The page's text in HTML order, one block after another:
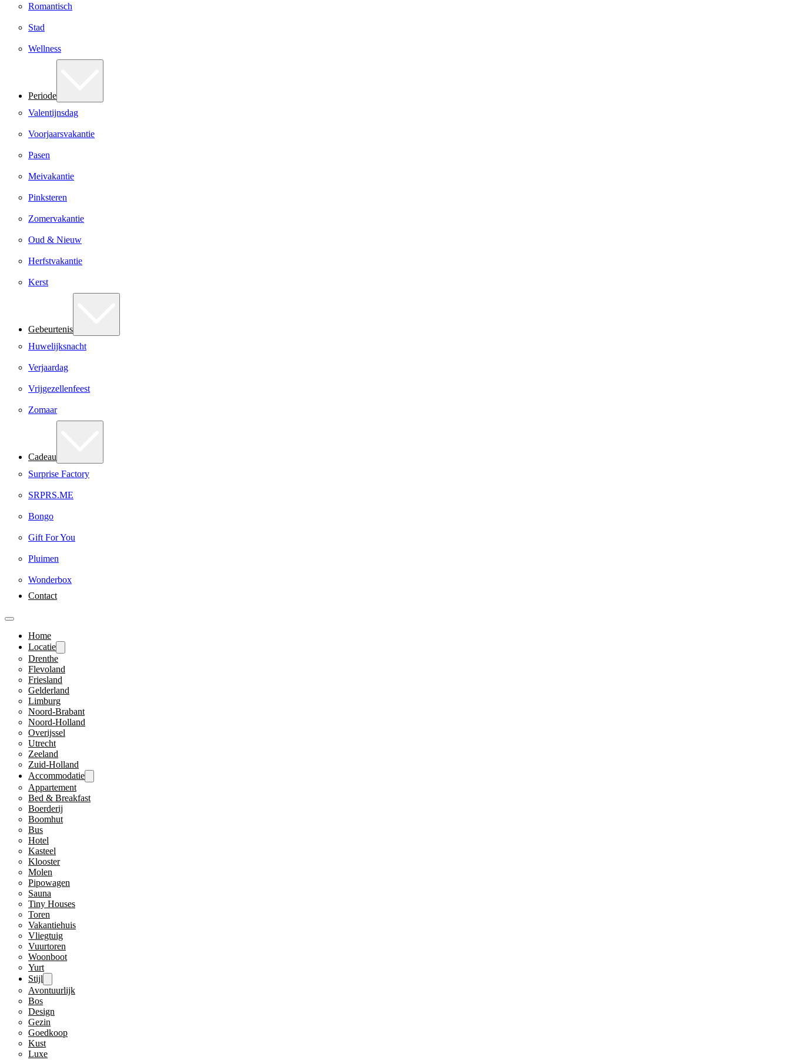
Romantisch
Stad
Wellness
Periode
Valentijnsdag
Voorjaarsvakantie
Pasen
Meivakantie
Pinksteren
Zomervakantie
Oud & Nieuw
Herfstvakantie
Kerst
Gebeurtenis
Huwelijksnacht
Verjaardag
Vrijgezellenfeest
Zomaar
Cadeau
Surprise Factory
SRPRS.ME
Bongo
Gift For You
Pluimen
Wonderbox
Contact
Home
Locatie
Drenthe
Flevoland
Friesland
Gelderland
Limburg
Noord-Brabant
Noord-Holland
Overijssel
Utrecht
Zeeland
Zuid-Holland
Accommodatie
Appartement
Bed & Breakfast
Boerderij
Boomhut
Bus
Hotel
Kasteel
Klooster
Molen
Pipowagen
Sauna
Tiny Houses
Toren
Vakantiehuis
Vliegtuig
Vuurtoren
Woonboot
Yurt
Stijl
Avontuurlijk
Bos
Design
Gezin
Goedkoop
Kust
Luxe